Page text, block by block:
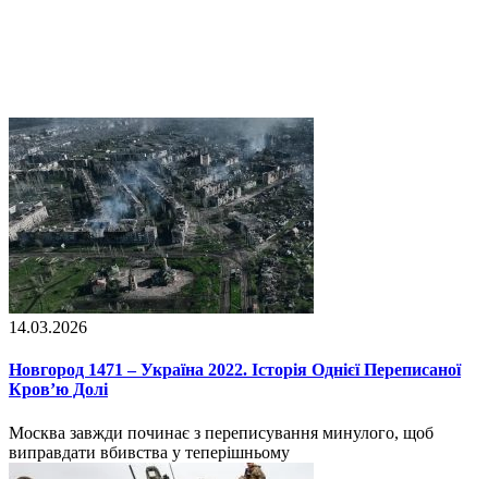
14.03.2026
Новгород 1471 – Україна 2022. Історія Однієї Переписаної
Кров’ю Долі
Москва завжди починає з переписування минулого, щоб
виправдати вбивства у теперішньому